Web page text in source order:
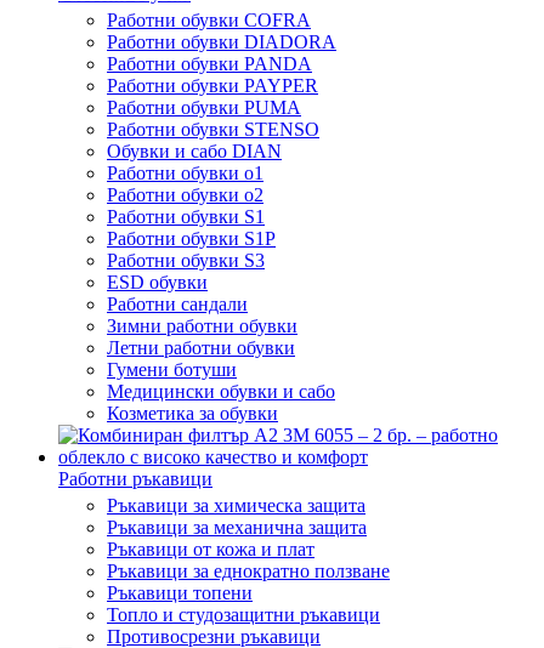
Работни обувки COFRA
Работни обувки DIADORA
Работни обувки PANDA
Работни обувки PAYPER
Работни обувки PUMA
Работни обувки STENSO
Обувки и сабо DIAN
Работни обувки o1
Работни обувки o2
Работни обувки S1
Работни обувки S1P
Работни обувки S3
ESD обувки
Работни сандали
Зимни работни обувки
Летни работни обувки
Гумени ботуши
Медицински обувки и сабо
Козметика за обувки
Работни ръкавици
Ръкавици за химическа защита
Ръкавици за механична защита
Ръкавици от кожа и плат
Ръкавици за еднократно ползване
Ръкавици топени
Топло и студозащитни ръкавици
Противосрезни ръкавици